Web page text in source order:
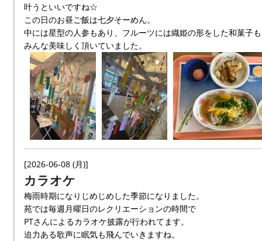
叶うといいですね☆
この日のお昼ご飯は七夕そーめん。
中には星型の人参もあり、フルーツには織姫の形をした和菓子
みんな美味しく頂いていました。
[2026-06-08 (月)]
カラオケ
梅雨時期になりじめじめした季節になりました。
苑では毎週月曜日のレクリエーションの時間で
PTさんによるカラオケ披露が行われてます。
迫力ある歌声に眠気も飛んでいきますね。